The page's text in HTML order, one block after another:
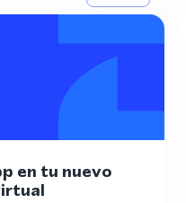
en tu nuevo